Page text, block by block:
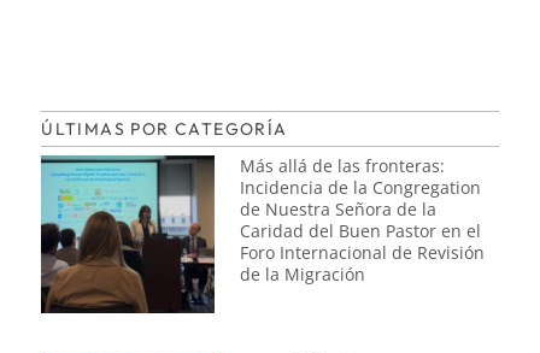
ÚLTIMAS POR CATEGORÍA
Más allá de las fronteras:
Incidencia de la Congregation
de Nuestra Señora de la
Caridad del Buen Pastor en el
Foro Internacional de Revisión
de la Migración